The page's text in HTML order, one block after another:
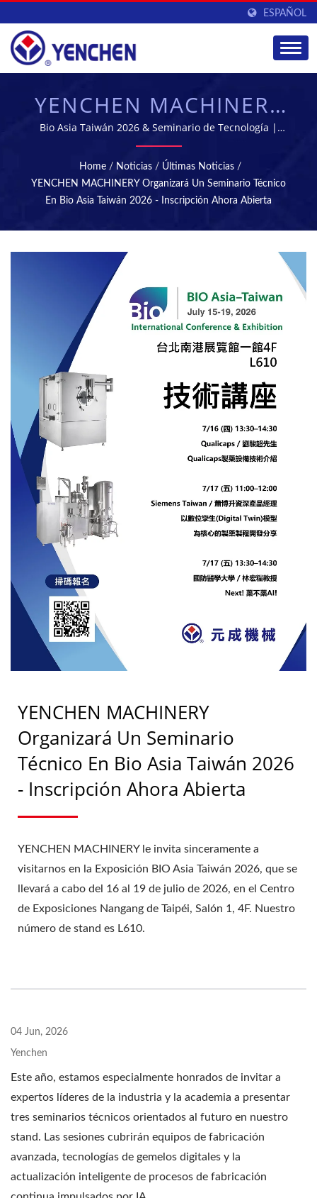
ESPAÑOL
YENCHEN MACHINERY
ORGANIZARÁ UN
SEMINARIO TÉCNICO
EN BIO ASIA TAIWÁN
AHORA ABIERTA |
MÁQUINAS DE
TABLETAS Y
ESTERILIZACIÓN -
EQUIPOS DE
FABRICACIÓN
FARMACÉUTICA |
YENCHEN
Bio Asia Taiwán 2026 & Seminario de Tecnología |
YENCHEN MACHINERY CO., LTD. se ha especializado en
la fabricación de máquinas farmacéuticas durante 60
años.
Home / Noticias / Últimas Noticias /
YENCHEN MACHINERY Organizará Un Seminario Técnico
En Bio Asia Taiwán 2026 - Inscripción Ahora Abierta
YENCHEN MACHINERY
Organizará Un Seminario
Técnico En Bio Asia Taiwán 2026
- Inscripción Ahora Abierta
YENCHEN MACHINERY le invita sinceramente a
visitarnos en la Exposición BIO Asia Taiwán 2026, que se
llevará a cabo del 16 al 19 de julio de 2026, en el Centro
de Exposiciones Nangang de Taipéi, Salón 1, 4F. Nuestro
número de stand es L610.
04 Jun, 2026
Yenchen
Este año, estamos especialmente honrados de invitar a
expertos líderes de la industria y la academia a presentar
tres seminarios técnicos orientados al futuro en nuestro
stand. Las sesiones cubrirán equipos de fabricación
avanzada, tecnologías de gemelos digitales y la
actualización inteligente de procesos de fabricación